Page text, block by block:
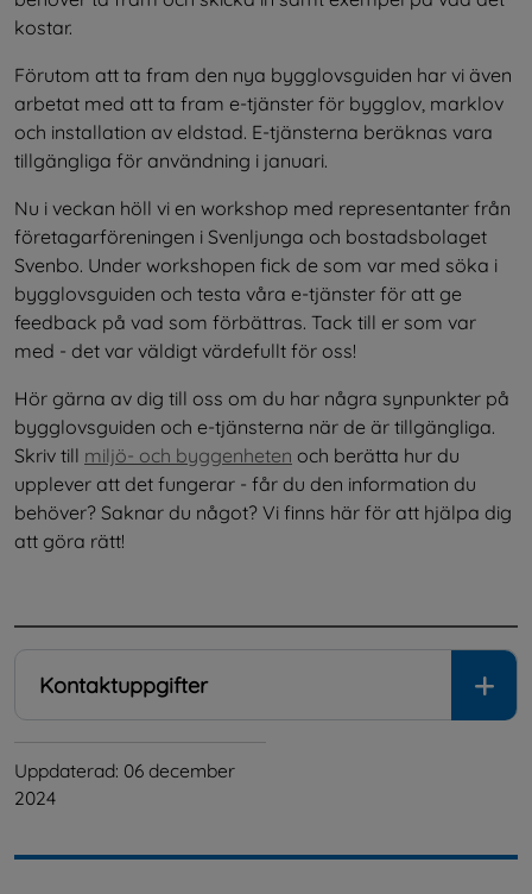
kostar.
Förutom att ta fram den nya bygglovsguiden har vi även
arbetat med att ta fram e-tjänster för bygglov, marklov
och installation av eldstad. E-tjänsterna beräknas vara
tillgängliga för användning i januari.
Nu i veckan höll vi en workshop med representanter från
företagarföreningen i Svenljunga och bostadsbolaget
Svenbo. Under workshopen fick de som var med söka i
bygglovsguiden och testa våra e-tjänster för att ge
feedback på vad som förbättras. Tack till er som var
med - det var väldigt värdefullt för oss!
Hör gärna av dig till oss om du har några synpunkter på
bygglovsguiden och e-tjänsterna när de är tillgängliga.
Skriv till miljö- och byggenheten och berätta hur du
upplever att det fungerar - får du den information du
behöver? Saknar du något? Vi finns här för att hjälpa dig
att göra rätt!
Kontaktuppgifter
Uppdaterad: 06 december
2024